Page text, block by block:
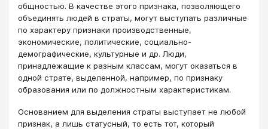
общностью. В качестве этого признака, позволяющего
объединять людей в страты, могут выступать различные
по характеру признаки производственные,
экономические, политические, социально-
демографические, культурные и др. Люди,
принадлежащие к разным классам, могут оказаться в
одной страте, выделенной, например, по признаку
образования или по должностным характеристикам.
Основанием для выделения страты выступает не любой
признак, а лишь статусный, то есть тот, который